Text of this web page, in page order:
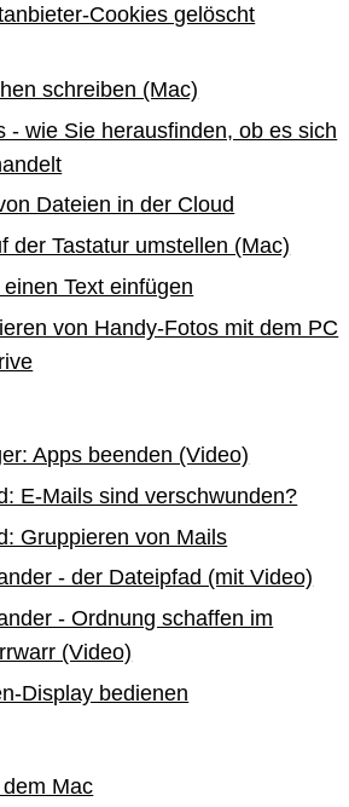
Cookies gelöscht
schreiben (Mac)
- wie Sie herausfinden, ob es sich
Dateien in der Cloud
der Tastatur umstellen (Mac)
Text einfügen
von Handy-Fotos mit dem PC
Apps beenden (Video)
E-Mails sind verschwunden?
Gruppieren von Mails
- der Dateipfad (mit Video)
- Ordnung schaffen im
(Video)
Display bedienen
Mac